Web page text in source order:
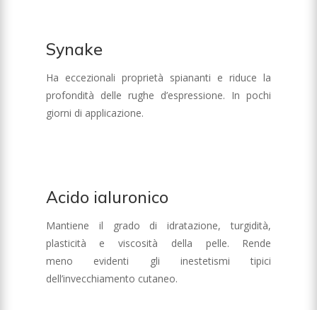
Synake
Ha eccezionali proprietà spiananti e riduce la
profondità delle rughe d’espressione. In pochi
giorni di applicazione.
Acido ialuronico
Mantiene il grado di idratazione, turgidità,
plasticità e viscosità della pelle. Rende
meno evidenti gli inestetismi tipici
dell’invecchiamento cutaneo.